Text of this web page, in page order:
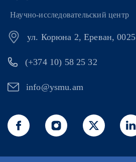
Научно-исследовательский центр
ул. Корюна 2, Ереван, 0025
(+374 10) 58 25 32
info@ysmu.am